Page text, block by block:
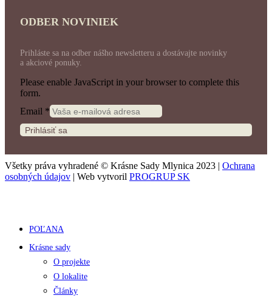
ODBER NOVINIEK
Prihláste sa na odber nášho newsletteru a dostávajte novinky
a akciové ponuky.
Please enable JavaScript in your browser to complete this
form.
Email *
Prihlásiť sa
Všetky práva vyhradené © Krásne Sady Mlynica 2023 | Ochrana
osobných údajov | Web vytvoril PROGRUP SK
POĽANA
Krásne sady
O projekte
O lokalite
Články